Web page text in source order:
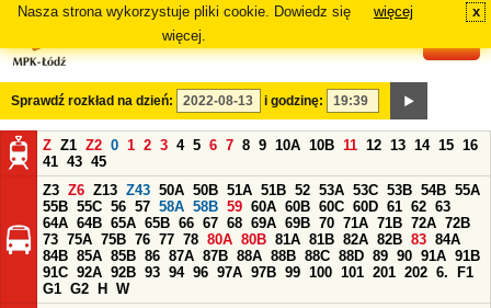
Nasza strona wykorzystuje pliki cookie. Dowiedz się
więcej.
więcej x
Sprawdź rozkład na dzień: i godzinę:
Z Z1 Z2 0 1 2 3 4 5 6 7 8 9 10A 10B 11 12 13 14 15 16
41 43 45
Z3 Z6 Z13 Z43 50A 50B 51A 51B 52 53A 53C 53B 54B 55A
55B 55C 56 57 58A 58B 59 60A 60B 60C 60D 61 62 63
64A 64B 65A 65B 66 67 68 69A 69B 70 71A 71B 72A 72B
73 75A 75B 76 77 78 80A 80B 81A 81B 82A 82B 83 84A
84B 85A 85B 86 87A 87B 88A 88B 88C 88D 89 90 91A 91B
91C 92A 92B 93 94 96 97A 97B 99 100 101 201 202 6.
F1
G1 G2 H
W